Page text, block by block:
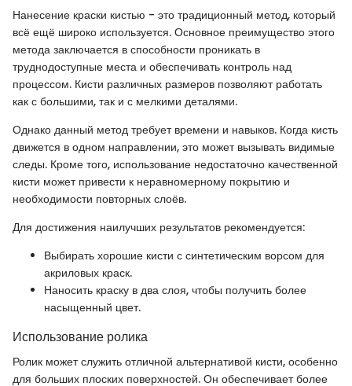
Нанесение краски кистью - это традиционный метод, который
всё ещё широко используется. Основное преимущество этого
метода заключается в способности проникать в
труднодоступные места и обеспечивать контроль над
процессом. Кисти различных размеров позволяют работать
как с большими, так и с мелкими деталями.
Однако данный метод требует времени и навыков. Когда кисть
движется в одном направлении, это может вызывать видимые
следы. Кроме того, использование недостаточно качественной
кисти может привести к неравномерному покрытию и
необходимости повторных слоёв.
Для достижения наилучших результатов рекомендуется:
Выбирать хорошие кисти с синтетическим ворсом для
акриловых краск.
Наносить краску в два слоя, чтобы получить более
насыщенный цвет.
Использование ролика
Ролик может служить отличной альтернативой кисти, особенно
для больших плоских поверхностей. Он обеспечивает более